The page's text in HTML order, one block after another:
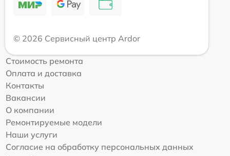
© 2026 Сервисный центр Ardor
Стоимость ремонта
Оплата и доставка
Контакты
Вакансии
О компании
Ремонтируемые модели
Наши услуги
Согласие на обработку персональных данных